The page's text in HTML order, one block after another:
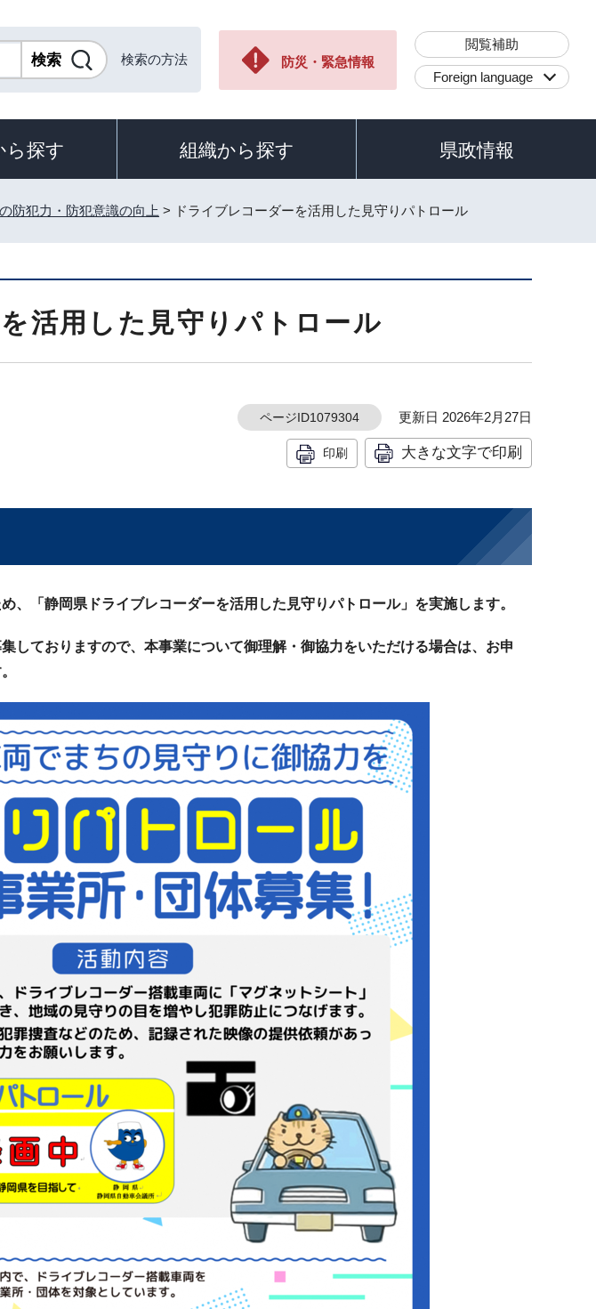
検索の方法 防災・緊急情報
閲覧補助
Foreign language
ら探す 組織から探す 県政情報
防犯力・防犯意識の向上 > ドライブレコーダーを活用した見守りパトロール
活用した見守りパトロール
ページID1079304 更新日 2026年2月27日
印刷 大きな文字で印刷
、「静岡県ドライブレコーダーを活用した見守りパトロール」を実施します。
しておりますので、本事業について御理解・御協力をいただける場合は、お申